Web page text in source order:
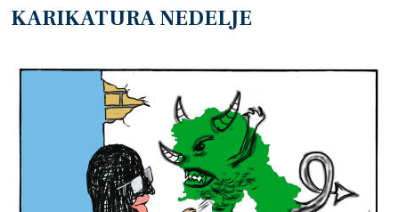
KARIKATURA NEDELJE